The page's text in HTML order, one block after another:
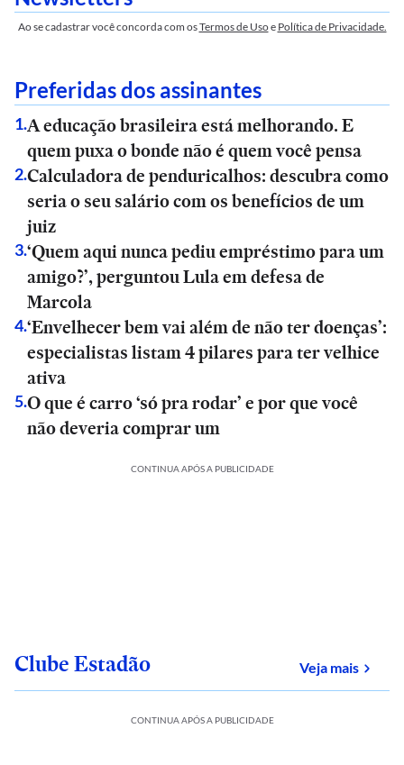
Ao se cadastrar você concorda com osTermos de Usoe Política de Privacidade.
Preferidas dos assinantes
1.A educação brasileira está melhorando. E
quem puxa o bonde não é quem você pensa
2.Calculadora de penduricalhos: descubra como
seria o seu salário com os benefícios de um
juiz
3.‘Quem aqui nunca pediu empréstimo para um
amigo?’, perguntou Lula em defesa de
Marcola
4.‘Envelhecer bem vai além de não ter doenças’:
especialistas listam 4 pilares para ter velhice
ativa
5.O que é carro ‘só pra rodar’ e por que você
não deveria comprar um
CONTINUA APÓS A PUBLICIDADE
Clube Estadão Veja maissobre
CONTINUA APÓS A PUBLICIDADE